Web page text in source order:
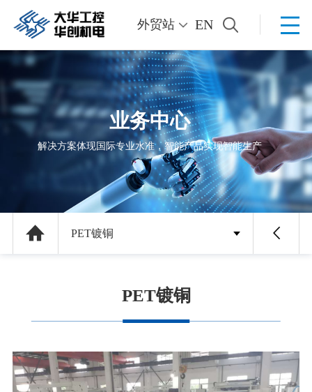
外贸站 EN
业务中心
解决方案体现国际专业水准，智能产品实现智能生产
PET镀铜
PET镀铜